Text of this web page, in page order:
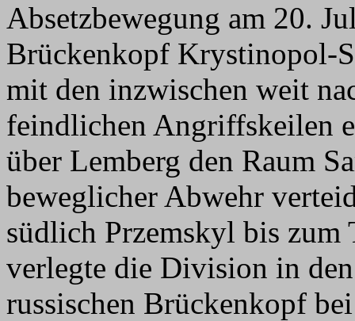
Absetzbewegung am 20.
Brückenkopf Krystinopol-
mit den inzwischen weit
feindlichen Angriffskeilen
über Lemberg den Raum
beweglicher Abwehr
südlich Przemskyl bis zum
verlegte die Division in
russischen Brückenkopf